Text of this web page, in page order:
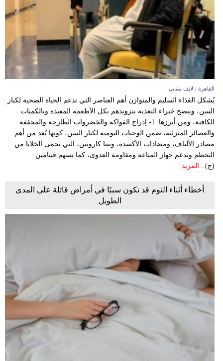
القاهرة - لايف ستايل
يُشكل الغذاء السليم والمتوازن أهم العناصر التي تدعم الحياة الصحية لكبار
السن، وينصح خبراء التغذية بتزويدهم بكل الأطعمة المفيدة وبالكميات
الكافية، ومن أبرزها: 1- إدراج الفواكه والخضروات الطازجة والمجففة
والعصائر المنزلية، ضمن الوجبات اليومية لكبار السن، كونها تُعد من أهم
مصادر الألياف، ومضادات الأكسدة، وبيتا كاروتين، التي تحمى الخلايا من
التحطم وتدعم جهاز المناعة ومقاومة العدوى، كما يسهم فيتامين
(ج)... المزيد
أخطاء أثناء النوم قد تكون سببًا في أمراض قاتلة على المدى
الطويل